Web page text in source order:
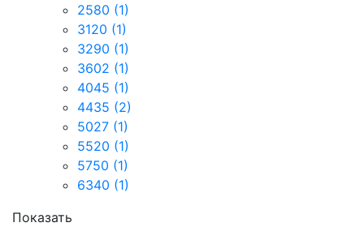
2580 (1)
3120 (1)
3290 (1)
3602 (1)
4045 (1)
4435 (2)
5027 (1)
5520 (1)
5750 (1)
6340 (1)
Показать